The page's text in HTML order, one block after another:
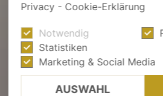
Privacy - Cookie-Erklärung
Notwendig
Statistiken
Marketing & Social Media
AUSWAHL